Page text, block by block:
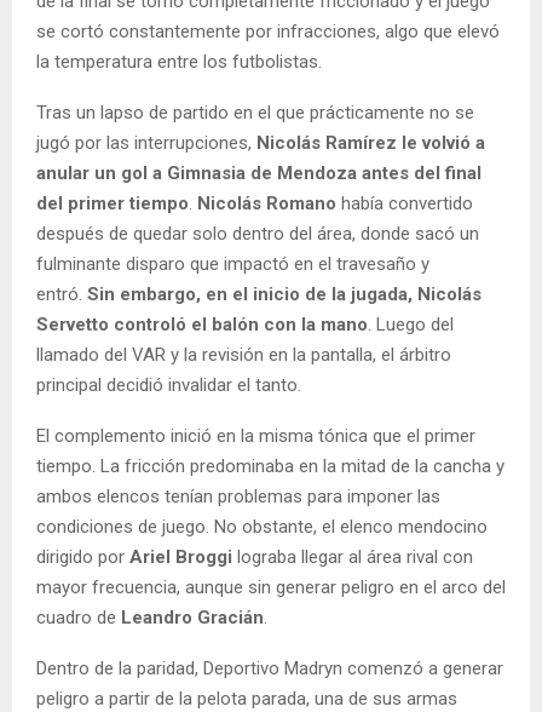
se cortó constantemente por infracciones, algo que elevó
la temperatura entre los futbolistas.
Tras un lapso de partido en el que prácticamente no se
jugó por las interrupciones, Nicolás Ramírez le volvió a
anular un gol a Gimnasia de Mendoza antes del final
del primer tiempo. Nicolás Romano había convertido
después de quedar solo dentro del área, donde sacó un
fulminante disparo que impactó en el travesaño y
entró. Sin embargo, en el inicio de la jugada, Nicolás
Servetto controló el balón con la mano. Luego del
llamado del VAR y la revisión en la pantalla, el árbitro
principal decidió invalidar el tanto.
El complemento inició en la misma tónica que el primer
tiempo. La fricción predominaba en la mitad de la cancha y
ambos elencos tenían problemas para imponer las
condiciones de juego. No obstante, el elenco mendocino
dirigido por Ariel Broggi lograba llegar al área rival con
mayor frecuencia, aunque sin generar peligro en el arco del
cuadro de Leandro Gracián.
Dentro de la paridad, Deportivo Madryn comenzó a generar
peligro a partir de la pelota parada, una de sus armas